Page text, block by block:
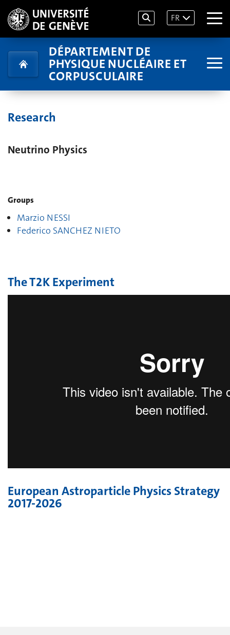
FR
DÉPARTEMENT DE
PHYSIQUE NUCLÉAIRE ET
CORPUSCULAIRE
Research
Neutrino Physics
Groups
Marzio NESSI
Federico SANCHEZ NIETO
The T2K Experiment
European Astroparticle Physics Strategy
2017-2026